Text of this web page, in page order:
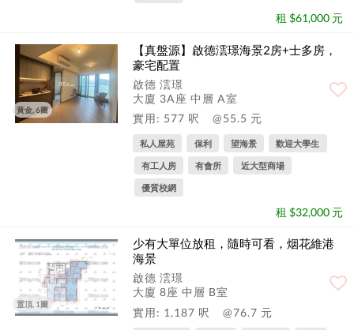
租 $61,000 元
黃金, 6圖
【真盤源】啟德澐璟海景2房+士多房，
豪宅配置
啟德 澐璟
大廈 3A座 中層 A室
實用: 577 呎
@55.5 元
私人屋苑 保利 望海景 歡迎大學生
有工人房 有會所 近大型商場
優質校網
租 $32,000 元
置頂, 1圖
少有大單位放租，隨時可看，烟花維港
海景
啟德 澐璟
大廈 8座 中層 B室
實用: 1,187 呎
@76.7 元